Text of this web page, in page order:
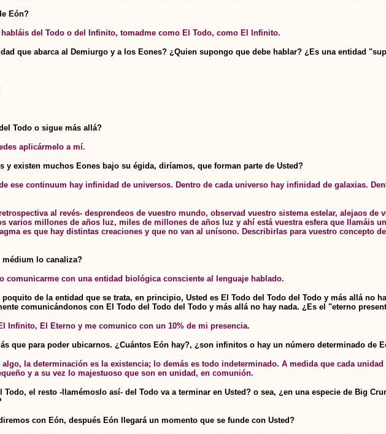
Eón?
del Todo o del Infinito, tomadme como El Todo, como El Infinito.
que abarca al Demiurgo y a los Eones? ¿Quien supongo que debe hablar? ¿Es una entidad
Todo o sigue más allá?
aplicármelo a mí.
y existen muchos Eones bajo su égida, diríamos, que forman parte de Usted?
ese continuum hay infinidad de universos. Dentro de cada universo hay infinidad de galaxias.
al revés- desprendeos de vuestro mundo, observad vuestro sistema estelar, alejaos de
varios millones de años luz, miles de millones de años luz y ahí está vuestra esfera que llamáis
es que hay distintas creaciones y que no van al unísono. Describirlas para vuestro concepto
médium lo canaliza?
comunicarme con una entidad biológica consciente al lenguaje hablado.
de la entidad que se trata, en principio, Usted es El Todo del Todo del Todo y más allá no
comunicándonos con El Todo del Todo del Todo y más allá no hay nada. ¿Es el "eterno
Infinito, El Eterno y me comunico con un 10% de mi presencia.
que para poder ubicarnos. ¿Cuántos Eón hay?, ¿son infinitos o hay un número determinado de
la determinación es la existencia; lo demás es todo indeterminado. A medida que cada
y a su vez lo majestuoso que son en unidad, en comunión.
el resto -llamémoslo así- del Todo va a terminar en Usted? o sea, ¿en una especie de Big
con Eón, después Eón llegará un momento que se funde con Usted?